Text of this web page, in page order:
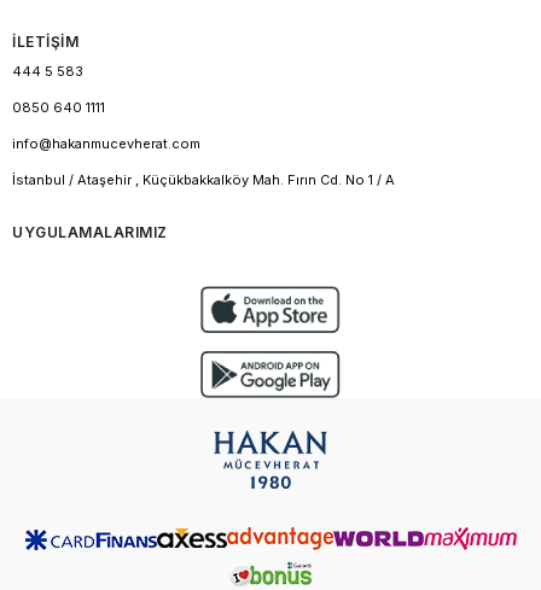
İLETİŞİM
444 5 583
0850 640 1111
info@hakanmucevherat.com
İstanbul / Ataşehir , Küçükbakkalköy Mah. Fırın Cd. No 1 / A
UYGULAMALARIMIZ